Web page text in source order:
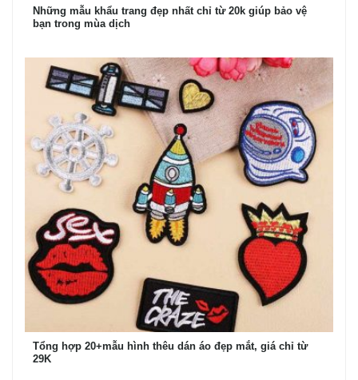
Những mẫu khẩu trang đẹp nhất chỉ từ 20k giúp bảo vệ
bạn trong mùa dịch
Tổng hợp 20+mẫu hình thêu dán áo đẹp mắt, giá chỉ từ
29K